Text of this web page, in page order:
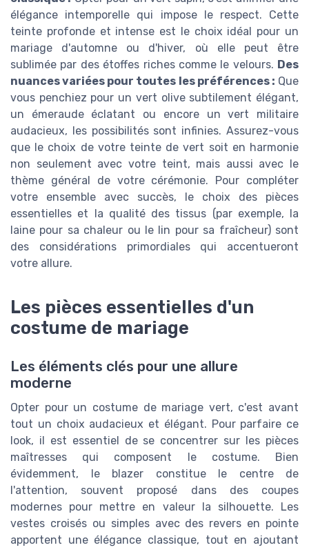
élégance intemporelle qui impose le respect. Cette
teinte profonde et intense est le choix idéal pour un
mariage d'automne ou d'hiver, où elle peut être
sublimée par des étoffes riches comme le velours. Des
nuances variées pour toutes les préférences : Que
vous penchiez pour un vert olive subtilement élégant,
un émeraude éclatant ou encore un vert militaire
audacieux, les possibilités sont infinies. Assurez-vous
que le choix de votre teinte de vert soit en harmonie
non seulement avec votre teint, mais aussi avec le
thème général de votre cérémonie. Pour compléter
votre ensemble avec succès, le choix des pièces
essentielles et la qualité des tissus (par exemple, la
laine pour sa chaleur ou le lin pour sa fraîcheur) sont
des considérations primordiales qui accentueront
votre allure.
Les pièces essentielles d'un
costume de mariage
Les éléments clés pour une allure
moderne
Opter pour un costume de mariage vert, c'est avant
tout un choix audacieux et élégant. Pour parfaire ce
look, il est essentiel de se concentrer sur les pièces
maîtresses qui composent le costume. Bien
évidemment, le blazer constitue le centre de
l'attention, souvent proposé dans des coupes
modernes pour mettre en valeur la silhouette. Les
vestes croisés ou simples avec des revers en pointe
apportent une élégance classique, tout en ajoutant